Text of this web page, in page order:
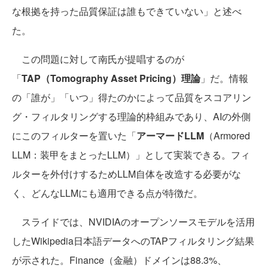
な根拠を持った品質保証は誰もできていない」と述べ
た。
この問題に対して南氏が提唱するのが
「TAP（Tomography Asset Pricing）理論」だ。情報
の「誰が」「いつ」得たのかによって品質をスコアリン
グ・フィルタリングする理論的枠組みであり、AIの外側
にこのフィルターを置いた「アーマードLLM （Armored
LLM：装甲をまとったLLM）」として実装できる。フィ
ルターを外付けするためLLM自体を改造する必要がな
く、どんなLLMにも適用できる点が特徴だ。
スライドでは、NVIDIAのオープンソースモデルを活用
したWikipedia日本語データへのTAPフィルタリング結果
が示された。Finance（金融）ドメインは88.3%、